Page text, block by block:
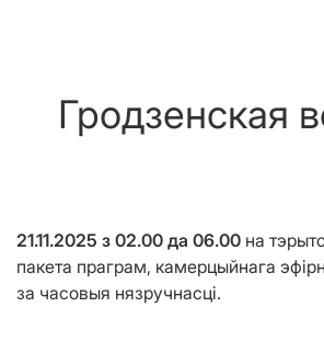
Гродзенская
21.11.2025 з 02.00 да 06.00 на
пакета праграм, камерцыйнага
за часовыя нязручнасці.